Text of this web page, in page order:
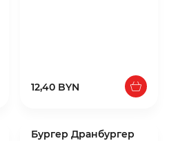
12,40 BYN
Бургер Дранбургер